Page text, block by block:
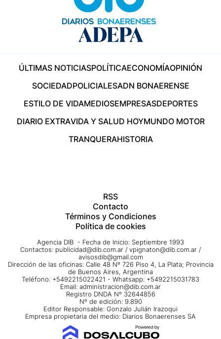
ÚLTIMAS NOTICIASPOLÍTICAECONOMÍAOPINIÓN
SOCIEDADPOLICIALESADN BONAERENSE
ESTILO DE VIDAMEDIOSEMPRESASDEPORTES
DIARIO EXTRAVIDA Y SALUD HOYMUNDO MOTOR
TRANQUERAHISTORIA
RSS
Contacto
Términos y Condiciones
Política de cookies
Agencia DIB - Fecha de Inicio: Septiembre 1993
Contactos: publicidad@dib.com.ar / vpignaton@dib.com.ar /
avisosdib@gmail.com
Dirección de las oficinas: Calle 48 Nº 726 Piso 4, La Plata; Provincia
de Buenos Aires, Argentina
Teléfono: +5492215022421 - Whatsapp: +5492215031783
Email: administracion@dib.com.ar
Registro DNDA Nº 32644856
Nº de edición: 9.890
Editor Responsable: Gonzalo Julián Irazoqui
Empresa propietaria del medio: Diarios Bonaerenses SA